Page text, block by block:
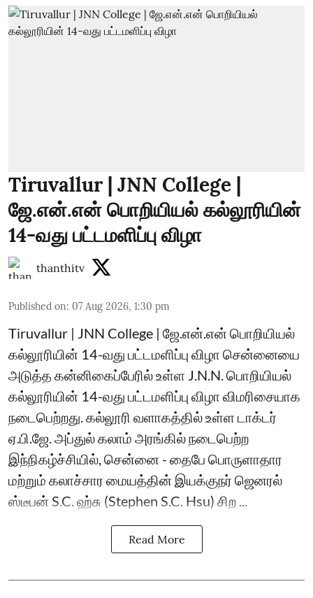
Tiruvallur | JNN College |
ஜே.என்.என் பொறியியல் கல்லூரியின்
14-வது பட்டமளிப்பு விழா
thanthitv
Published on: 07 Aug 2026, 1:30 pm
Tiruvallur | JNN College | ஜே.என்.என் பொறியியல்
கல்லூரியின் 14-வது பட்டமளிப்பு விழா சென்னையை
அடுத்த கன்னிகைப்பேரில் உள்ள J.N.N. பொறியியல்
கல்லூரியின் 14-வது பட்டமளிப்பு விழா விமரிசையாக
நடைபெற்றது. கல்லூரி வளாகத்தில் உள்ள டாக்டர்
ஏ.பி.ஜே. அப்துல் கலாம் அரங்கில் நடைபெற்ற
இந்நிகழ்ச்சியில், சென்னை - தைபே பொருளாதார
மற்றும் கலாச்சார மையத்தின் இயக்குநர் ஜெனரல்
ஸ்டீபன் S.C. ஹ்சு (Stephen S.C. Hsu) சிற ...
Read More